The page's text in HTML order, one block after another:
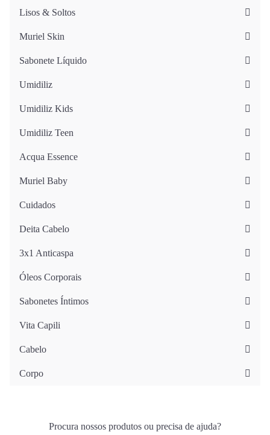
Lisos & Soltos
Muriel Skin
Sabonete Líquido
Umidiliz
Umidiliz Kids
Umidiliz Teen
Acqua Essence
Muriel Baby
Cuidados
Deita Cabelo
3x1 Anticaspa
Óleos Corporais
Sabonetes Íntimos
Vita Capili
Cabelo
Corpo
Procura nossos produtos ou precisa de ajuda?